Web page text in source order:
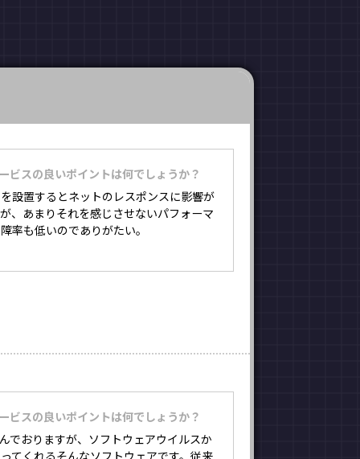
ビスの良いポイントは何でしょうか？
設置するとネットのレスポンスに影響が
、あまりそれを感じさせないパフォーマ
率も低いのでありがたい。
ビスの良いポイントは何でしょうか？
でおりますが、ソフトウェアウイルスか